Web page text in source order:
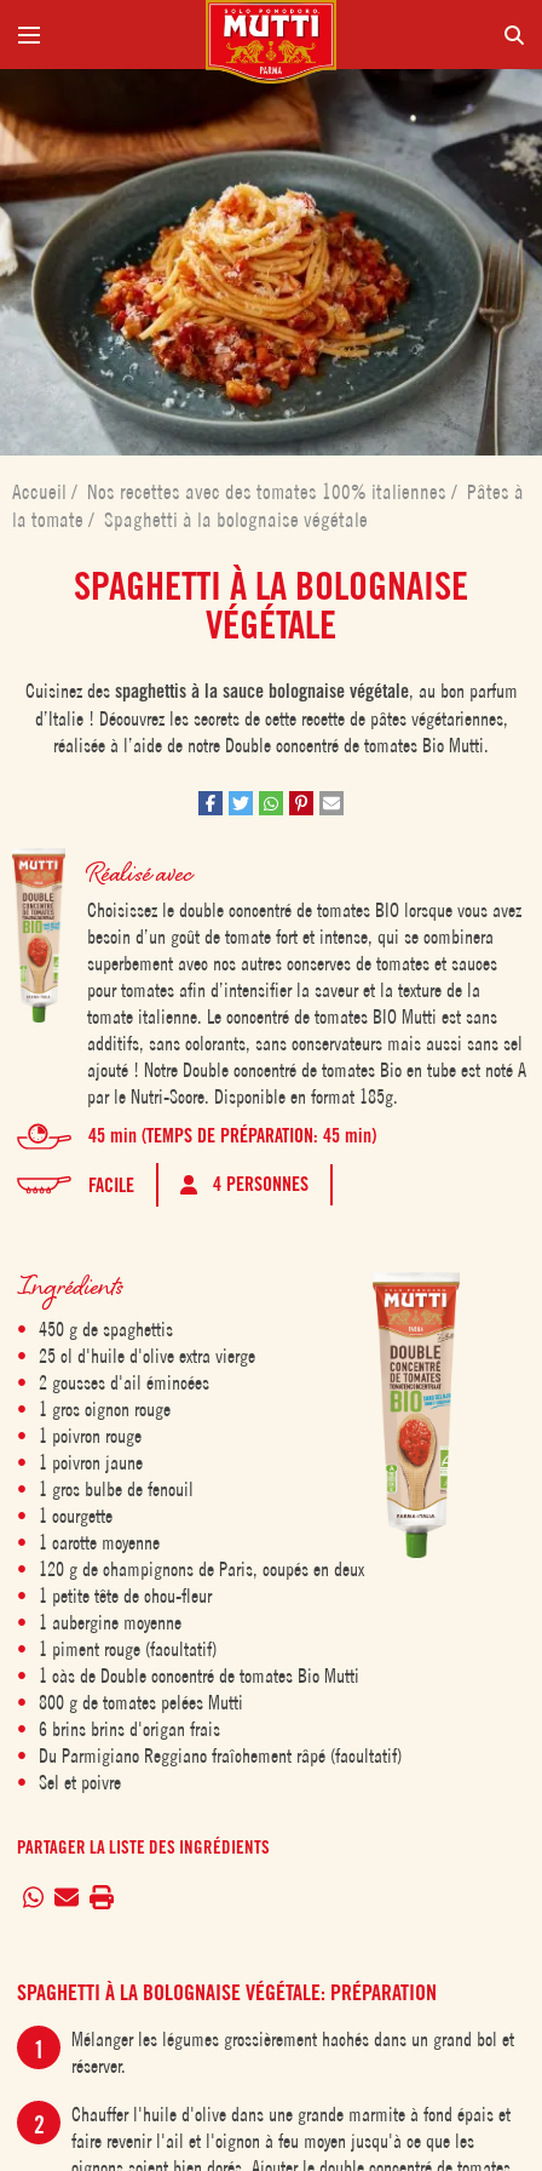
Accueil / Nos recettes avec des tomates 100% italiennes / Pâtes à
la tomate / Spaghetti à la bolognaise végétale
SPAGHETTI À LA BOLOGNAISE
VÉGÉTALE
Cuisinez des spaghettis à la sauce bolognaise végétale, au bon parfum
d’Italie ! Découvrez les secrets de cette recette de pâtes végétariennes,
réalisée à l’aide de notre Double concentré de tomates Bio Mutti.
Réalisé avec
Choisissez le double concentré de tomates BIO lorsque vous avez
besoin d’un goût de tomate fort et intense, qui se combinera
superbement avec nos autres conserves de tomates et sauces
pour tomates afin d’intensifier la saveur et la texture de la
tomate italienne. Le concentré de tomates BIO Mutti est sans
additifs, sans colorants, sans conservateurs mais aussi sans sel
ajouté ! Notre Double concentré de tomates Bio en tube est noté A
par le Nutri-Score. Disponible en format 185g.
45 min (TEMPS DE PRÉPARATION: 45 min)
FACILE 4 PERSONNES
Ingrédients
450 g de spaghettis
25 cl d'huile d'olive extra vierge
2 gousses d'ail émincées
1 gros oignon rouge
1 poivron rouge
1 poivron jaune
1 gros bulbe de fenouil
1 courgette
1 carotte moyenne
120 g de champignons de Paris, coupés en deux
1 petite tête de chou-fleur
1 aubergine moyenne
1 piment rouge (facultatif)
1 càs de Double concentré de tomates Bio Mutti
800 g de tomates pelées Mutti
6 brins brins d'origan frais
Du Parmigiano Reggiano fraîchement râpé (facultatif)
Sel et poivre
PARTAGER LA LISTE DES INGRÉDIENTS
SPAGHETTI À LA BOLOGNAISE VÉGÉTALE: PRÉPARATION
Mélanger les légumes grossièrement hachés dans un grand bol et
réserver.
Chauffer l'huile d'olive dans une grande marmite à fond épais et
faire revenir l'ail et l'oignon à feu moyen jusqu'à ce que les